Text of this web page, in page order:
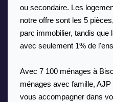
ou secondaire. Les
notre offre sont les 5
parc immobilier, tandis que
avec seulement 1% de
Avec 7 100 ménages à
ménages avec famille,
vous accompagner dans